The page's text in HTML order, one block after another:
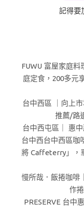
記得要
FUWU 富屋家庭
庭定食，200多元
台中西區 ｜向上
推薦/路
台中西屯區｜ 惠
台中西台中西區咖
將 Caffeterry」，
慢所哉．飯捲咖啡
作
PRESERVE 台中